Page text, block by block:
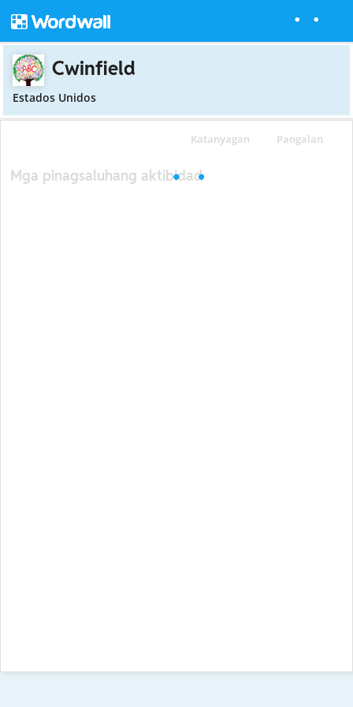
Cwinfield
Estados Unidos
Katanyagan Pangalan
Mga pinagsaluhang aktibidad